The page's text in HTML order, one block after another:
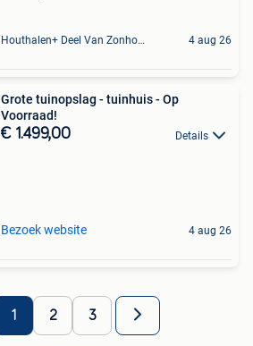
Houthalen+ Deel Van Zonhoven En Zolder 4 aug 26
Grote tuinopslag - tuinhuis - Op
Voorraad!
€ 1.499,00 Details
Bezoek website 4 aug 26
1 2 3